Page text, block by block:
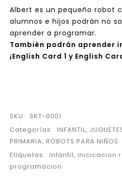
Albert es un pequeño robot
alumnos e hijos podrán no
aprender a programar.
También podrán aprender
¡English Card 1 y English
SKU:
SKT-0001
Categorías: INFANTIL,
PRIMARIA, ROBOTS PARA NIÑOS
Etiquetas: Infantil, inicicacion
programacion